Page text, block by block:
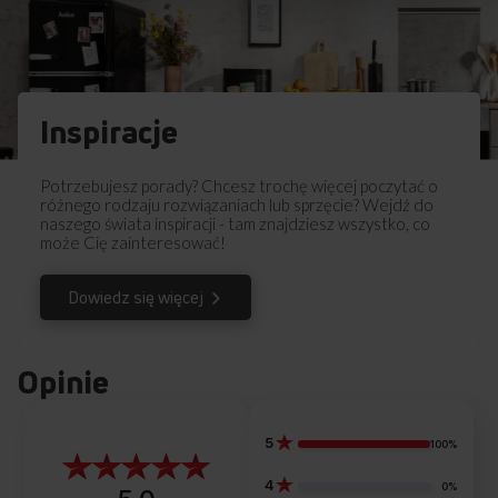
Łatwa w czyszczeniu emalia
Inspiracje
Potrzebujesz porady? Chcesz trochę więcej poczytać o
różnego rodzaju rozwiązaniach lub sprzęcie? Wejdź do
naszego świata inspiracji - tam znajdziesz wszystko, co
może Cię zainteresować!
Dowiedz się więcej
Opinie
5 100%
4 0%